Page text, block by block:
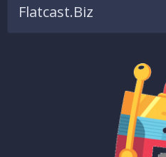
Flatcast.Biz